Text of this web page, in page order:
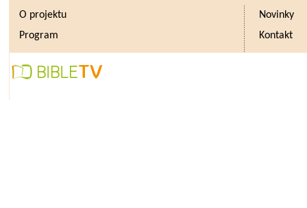
O projektu
Novinky
Program
Kontakt